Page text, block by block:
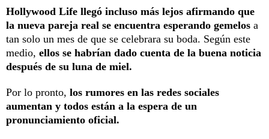
Hollywood Life llegó incluso más lejos afirmando que
la nueva pareja real se encuentra esperando gemelos a
tan solo un mes de que se celebrara su boda. Según este
medio, ellos se habrían dado cuenta de la buena noticia
después de su luna de miel.
Por lo pronto, los rumores en las redes sociales
aumentan y todos están a la espera de un
pronunciamiento oficial.